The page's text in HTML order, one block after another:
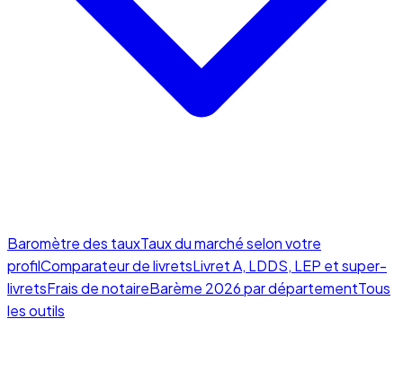
Baromètre des tauxTaux du marché selon votre
profilComparateur de livretsLivret A, LDDS, LEP et super-
livretsFrais de notaireBarème 2026 par départementTous
les outils